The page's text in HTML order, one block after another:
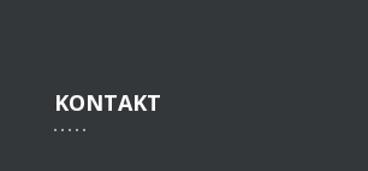
KONTAKT